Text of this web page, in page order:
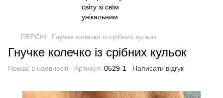
ПЕРСНІ Гнучке колечко із срібних кульок
Гнучке колечко із срібних кульок
Немає в наявності Артикул: 0529-1 Написати відгук